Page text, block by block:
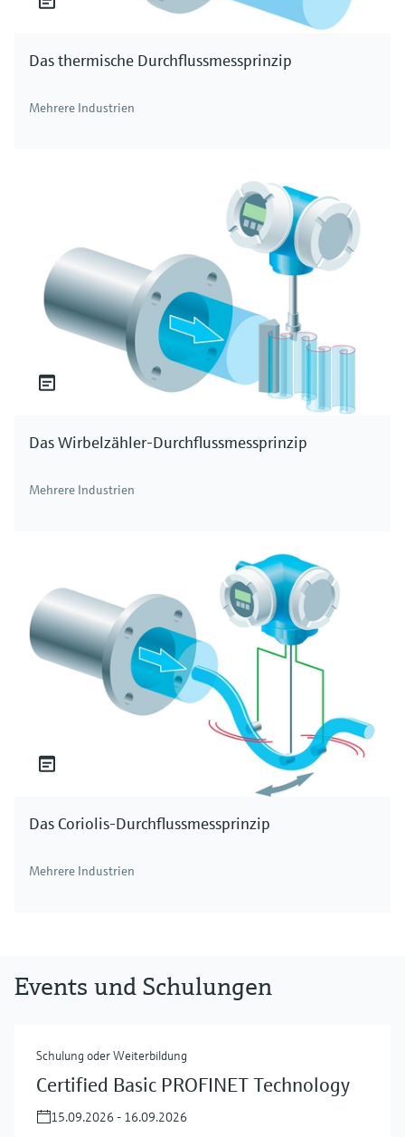
Das thermische Durchflussmessprinzip
Mehrere Industrien
Das Wirbelzähler-Durchflussmessprinzip
Mehrere Industrien
Das Coriolis-Durchflussmessprinzip
Mehrere Industrien
Events und Schulungen
Schulung oder Weiterbildung
Certified Basic PROFINET Technology
15.09.2026 - 16.09.2026